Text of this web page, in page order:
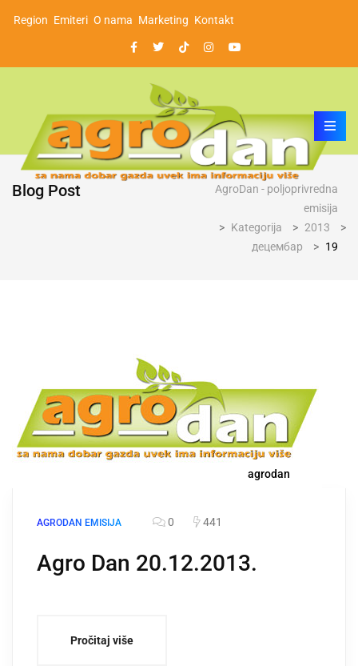
Region Emiteri O nama Marketing Kontakt
Blog Post
AgroDan - poljoprivredna
emisija
> Kategorija > 2013
>
децембар
> 19
agrodan
AGRODAN EMISIJA 0 441
Agro Dan 20.12.2013.
Pročitaj više